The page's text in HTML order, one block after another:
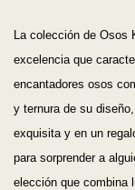
La colección de Osos
excelencia que
encantadores osos
y ternura de su
exquisita y en un
para sorprender a
elección que combina